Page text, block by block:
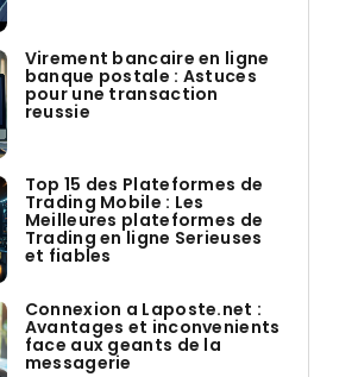
Virement bancaire en ligne
banque postale : Astuces
pour une transaction
reussie
Top 15 des Plateformes de
Trading Mobile : Les
Meilleures plateformes de
Trading en ligne Serieuses
et fiables
Connexion a Laposte.net :
Avantages et inconvenients
face aux geants de la
messagerie